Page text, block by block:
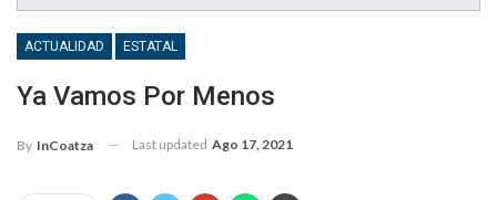
ACTUALIDAD ESTATAL
Ya Vamos Por Menos
By InCoatza Last updated Ago 17, 2021